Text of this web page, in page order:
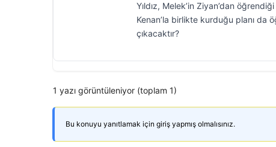
Yıldız, Melek’in Ziyan’dan
Kenan’la birlikte kurduğu planı da
çıkacaktır?
1 yazı görüntüleniyor (toplam 1)
Bu konuyu yanıtlamak için giriş yapmış olmalısınız.